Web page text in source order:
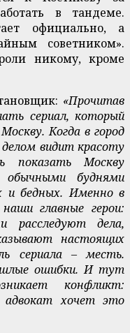
в тандеме.
официально, а
советником».
никому, кроме
«Прочитав
сериал, который
Когда в город
видит красоту
показать Москву
обычными буднями
и бедных. Именно в
главные герои:
расследуют дела,
настоящих
сериала – месть.
ошибки. И тут
конфликт:
хочет это